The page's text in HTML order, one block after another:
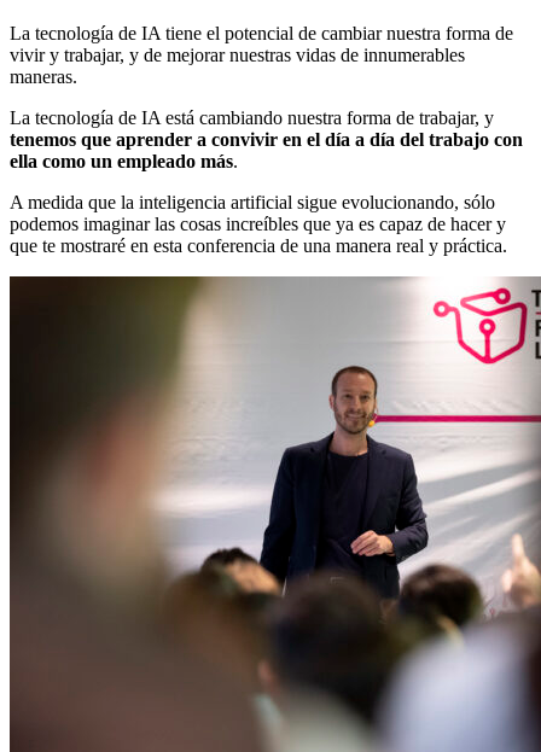
La tecnología de IA tiene el potencial de cambiar nuestra forma de
vivir y trabajar, y de mejorar nuestras vidas de innumerables
maneras.
La tecnología de IA está cambiando nuestra forma de trabajar, y
tenemos que aprender a convivir en el día a día del trabajo con
ella como un empleado más.
A medida que la inteligencia artificial sigue evolucionando, sólo
podemos imaginar las cosas increíbles que ya es capaz de hacer y
que te mostraré en esta conferencia de una manera real y práctica.